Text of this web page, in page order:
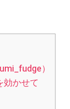
）
かせて